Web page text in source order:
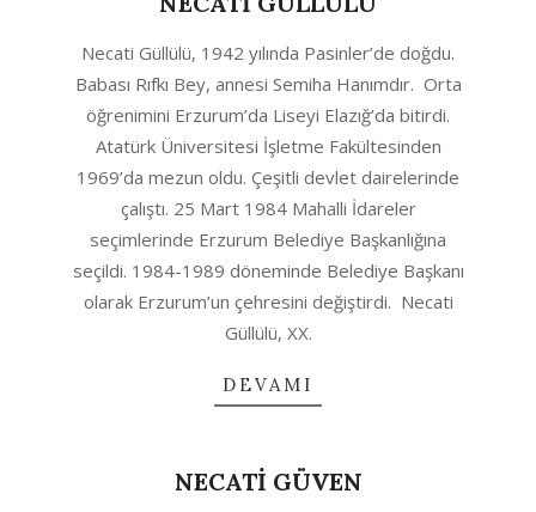
08-
12
Necati Güllülü, 1942 yılında Pasinler’de doğdu.
Babası Rıfkı Bey, annesi Semiha Hanımdır. Orta
öğrenimini Erzurum’da Liseyi Elazığ’da bitirdi.
Atatürk Üniversitesi İşletme Fakültesinden
1969’da mezun oldu. Çeşitli devlet dairelerinde
çalıştı. 25 Mart 1984 Mahalli İdareler
seçimlerinde Erzurum Belediye Başkanlığına
seçildi. 1984-1989 döneminde Belediye Başkanı
olarak Erzurum’un çehresini değiştirdi. Necati
Güllülü, XX.
DEVAMI
NECATİ GÜVEN